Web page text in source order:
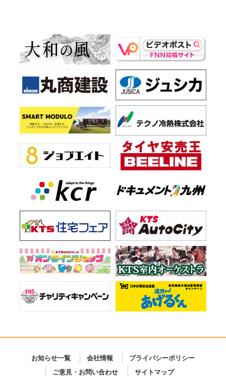
お知らせ一覧 会社情報
プライバシーポリシー
ご意見・お問い合わせ
サイトマップ